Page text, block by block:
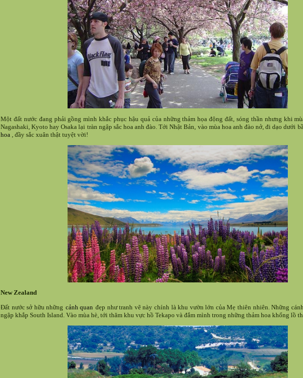
Một đất nước đang phải gồng mình khắc phục hậu quả của những thảm họa động đất, sóng thần nhưng khi
Nagashaki, Kyoto hay Osaka lại tràn ngập sắc hoa anh đào. Tới Nhật Bản, vào mùa hoa anh đào nở, đi dạo dưới
hoa
, đầy sắc xuân thật tuyệt vời!
New Zealand
Đất nước sở hữu những cảnh quan đẹp như tranh vẽ này chính là khu vườn lớn của Mẹ thiên nhiên. Những
ngập khắp South Island. Vào mùa hè, tới thăm khu vực hồ Tekapo và đắm mình trong những thảm hoa khổng lồ